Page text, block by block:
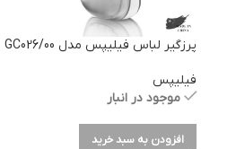
پرزگیر لباس فیلیپس مدل GC026/00
فیلیپس
موجود در انبار
افزودن به سبد خرید